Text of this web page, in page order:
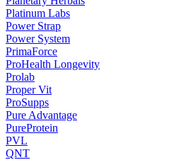
Platinum Labs
Power Strap
Power System
PrimaForce
ProHealth Longevity
Prolab
Proper Vit
ProSupps
Pure Advantage
PureProtein
PVL
QNT